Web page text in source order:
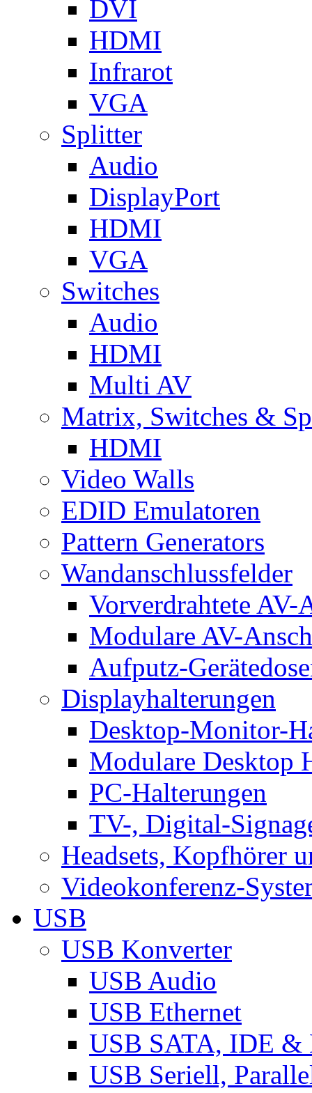
DVI
HDMI
Infrarot
VGA
Splitter
Audio
DisplayPort
HDMI
VGA
Switches
Audio
HDMI
Multi AV
Matrix, Switches &
HDMI
Video Walls
EDID Emulatoren
Pattern Generators
Wandanschlussfelder
Vorverdrahtete AV-
Modulare AV-
Aufputz-
Displayhalterungen
Desktop-Monitor-
Modulare Desktop
PC-Halterungen
TV-, Digital-
Headsets, Kopfhörer
Videokonferenz-
USB
USB Konverter
USB Audio
USB Ethernet
USB SATA, IDE &
USB Seriell,